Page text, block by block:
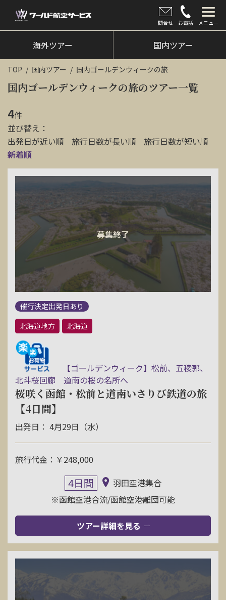
問合せ お電話 メニュー
海外ツアー
国内ツアー
クルーズツアー
ツアー催行状況
旅のひろば
イベント
新着情報
お問い合わせ
資料請求
電話にてお問い合わせ
海外ツアー 国内ツアー
TOP 国内ツアー 国内ゴールデンウィークの旅
国内ゴールデンウィークの旅のツアー一覧
4件
並び替え：
出発日が近い順
旅行日数が長い順
旅行日数が短い順
新着順
催行決定出発日あり
北海道地方
北海道
【ゴールデンウィーク】松前、五稜郭、
北斗桜回廊 道南の桜の名所へ
桜咲く函館・松前と道南いさりび鉄道の旅
【4日間】
出発日： 4月29日（水）
旅行代金：￥248,000
4日間
羽田空港集合
※函館空港合流/函館空港離団可能
ツアー詳細を見る